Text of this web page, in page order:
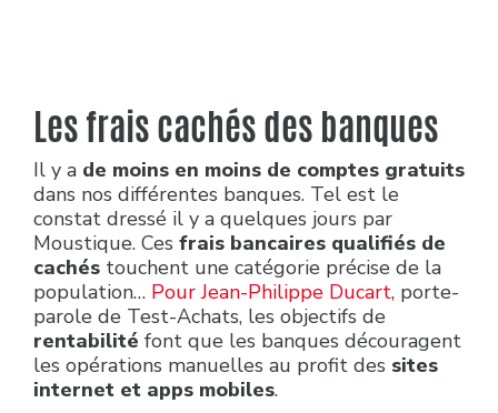
Les frais cachés des banques
Il y a de moins en moins de comptes gratuits
dans nos différentes banques. Tel est le
constat dressé il y a quelques jours par
Moustique. Ces frais bancaires qualifiés de
cachés touchent une catégorie précise de la
population… Pour Jean-Philippe Ducart, porte-
parole de Test-Achats, les objectifs de
rentabilité font que les banques découragent
les opérations manuelles au profit des sites
internet et apps mobiles.